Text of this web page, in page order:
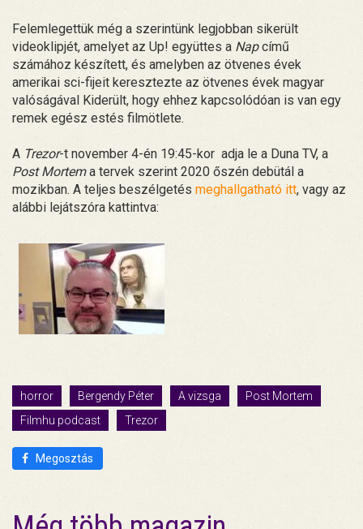
Felemlegettük még a szerintünk legjobban sikerült
videoklipjét, amelyet az Up! együttes a Napcímű
számához készített, és amelyben az ötvenes évek
amerikai sci-fijeit keresztezte az ötvenes évek magyar
valóságával Kiderült, hogy ehhez kapcsolódóan is van egy
remek egész estés filmötlete.
A Trezor-t november 4-én 19:45-kor adja le a Duna TV, a
Post Mortema tervek szerint 2020 őszén debütál a
mozikban. A teljes beszélgetés meghallgatható itt, vagy az
alábbi lejátszóra kattintva:
horror Bergendy Péter A vizsga
Post Mortem
Filmhu podcast
Trezor
Megosztás